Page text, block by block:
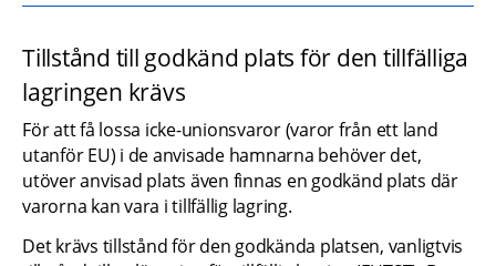
Tillstånd till godkänd plats för den tillfälliga
lagringen krävs
För att få lossa icke-unionsvaror (varor från ett land
utanför EU) i de anvisade hamnarna behöver det,
utöver anvisad plats även finnas en godkänd plats där
varorna kan vara i tillfällig lagring.
Det krävs tillstånd för den godkända platsen, vanligtvis